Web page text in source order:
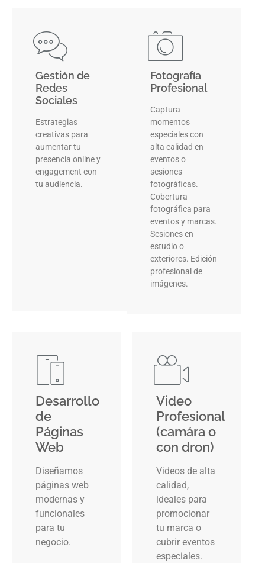
Gestión de
Redes
Sociales
Estrategias
creativas para
aumentar tu
presencia online y
engagement con
tu audiencia.
Fotografía
Profesional
Captura
momentos
especiales con
alta calidad en
eventos o
sesiones
fotográficas.
Cobertura
fotográfica para
eventos y marcas.
Sesiones en
estudio o
exteriores. Edición
profesional de
imágenes.
Desarrollo
de
Páginas
Web
Diseñamos
páginas web
modernas y
funcionales
para tu
negocio.
Video
Profesional
(camára o
con dron)
Videos de alta
calidad,
ideales para
promocionar
tu marca o
cubrir eventos
especiales.